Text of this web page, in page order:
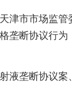
市市场监管
垄断协议行
垄断协议案